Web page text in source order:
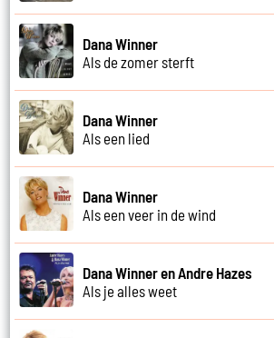
Dana Winner
Als de zomer sterft
Dana Winner
Als een lied
Dana Winner
Als een veer in de wind
Dana Winner en Andre Hazes
Als je alles weet